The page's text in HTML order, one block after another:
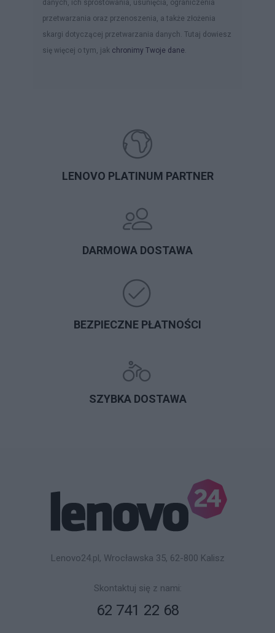
danych, ich sprostowania, usunięcia, ograniczenia
przetwarzania oraz przenoszenia, a także złożenia
skargi dotyczącej przetwarzania danych. Tutaj dowiesz
się więcej o tym, jak chronimy Twoje dane.
LENOVO PLATINUM PARTNER
DARMOWA DOSTAWA
BEZPIECZNE PŁATNOŚCI
SZYBKA DOSTAWA
Lenovo24.pl, Wrocławska 35, 62-800 Kalisz
Skontaktuj się z nami:
62 741 22 68